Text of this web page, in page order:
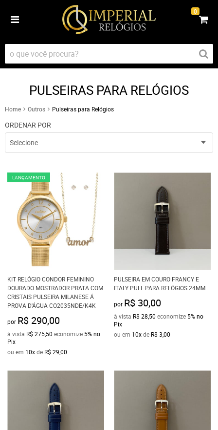
0
PULSEIRAS PARA RELÓGIOS
Home Outros Pulseiras para Relógios
ORDENAR POR
Selecione
LANÇAMENTO
KIT RELÓGIO CONDOR FEMININO
DOURADO MOSTRADOR PRATA COM
CRISTAIS PULSEIRA MILANESE Á
PROVA D'ÁGUA CO2035NDE/K4K
por R$ 290,00
à vista R$ 275,50 economize 5%no
Pix
ou em 10xde R$ 29,00
PULSEIRA EM COURO FRANCY E
ITALY PULL PARA RELÓGIOS 24MM
por R$ 30,00
à vista R$ 28,50 economize 5%no
Pix
ou em 10xde R$ 3,00